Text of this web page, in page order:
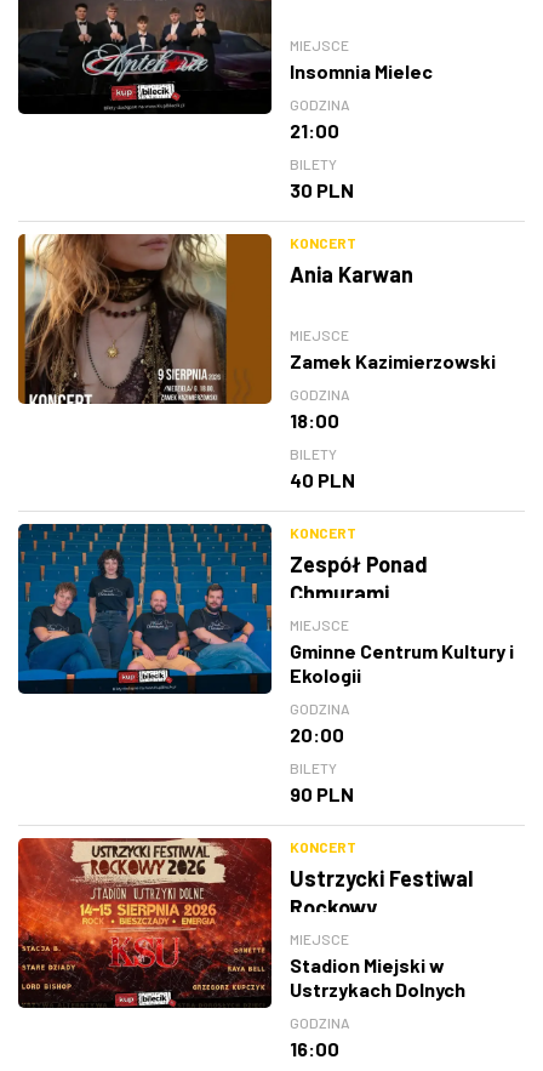
MIEJSCE
Insomnia Mielec
GODZINA
21:00
BILETY
30 PLN
KONCERT
Ania Karwan
MIEJSCE
Zamek Kazimierzowski
GODZINA
18:00
BILETY
40 PLN
KONCERT
Zespół Ponad
Chmurami
MIEJSCE
Gminne Centrum Kultury i
Ekologii
GODZINA
20:00
BILETY
90 PLN
KONCERT
Ustrzycki Festiwal
Rockowy
MIEJSCE
Stadion Miejski w
Ustrzykach Dolnych
GODZINA
16:00